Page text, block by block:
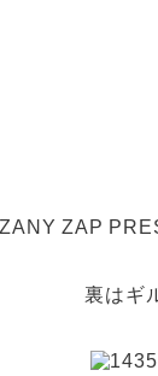
ZANY ZAP
裏はギ